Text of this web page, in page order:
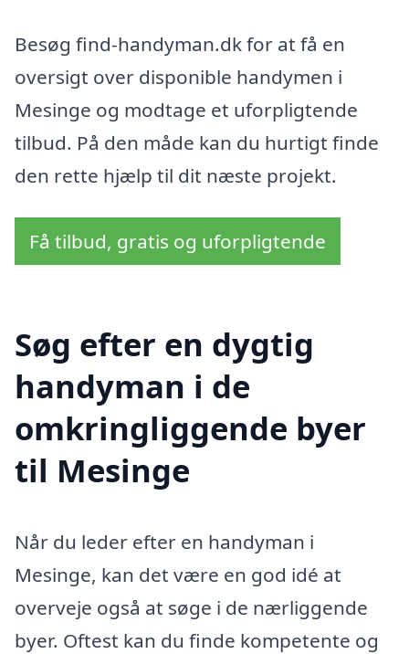
Besøg find-handyman.dk for at få en
oversigt over disponible handymen i
Mesinge og modtage et uforpligtende
tilbud. På den måde kan du hurtigt finde
den rette hjælp til dit næste projekt.
Få tilbud, gratis og uforpligtende
Søg efter en dygtig
handyman i de
omkringliggende byer
til Mesinge
Når du leder efter en handyman i
Mesinge, kan det være en god idé at
overveje også at søge i de nærliggende
byer. Oftest kan du finde kompetente og